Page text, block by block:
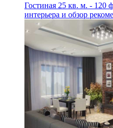
Гостиная 25 кв. м. - 120
интерьера и обзор